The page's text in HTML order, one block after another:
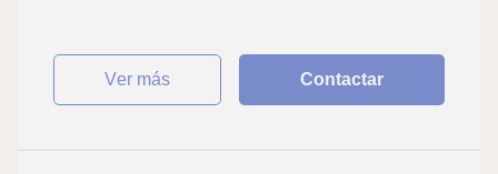
ver más Contactar